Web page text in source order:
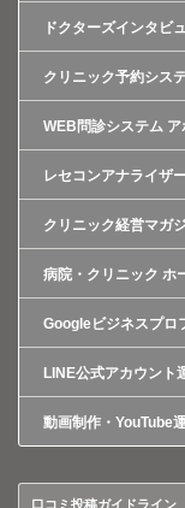
ドクターズインタビ
クリニック予約シス
WEB問診システム
レセコンアナライザ
クリニック経営マガ
病院・クリニック ホ
Googleビジネスプロ
LINE公式アカウント
動画制作・YouTube
口コミ投稿ガイドライン